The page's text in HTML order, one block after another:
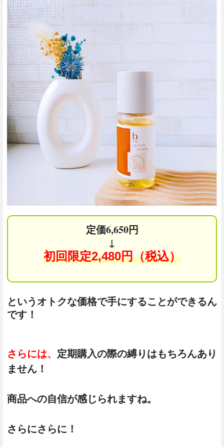
定価6,650円
↓
初回限定2,480円（税込）
というオトクな価格で手にすることができるん
です！
さらには、 定期購入の際の縛りはもちろんあり
ません！
商品への自信が感じられますね。
さらにさらに！